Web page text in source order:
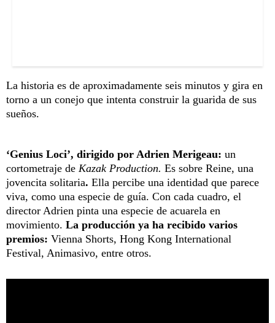
La historia es de aproximadamente seis minutos y gira en
torno a un conejo que intenta construir la guarida de sus
sueños.
‘Genius Loci’, dirigido por Adrien Merigeau: un
cortometraje de Kazak Production. Es sobre Reine, una
jovencita solitaria. Ella percibe una identidad que parece
viva, como una especie de guía. Con cada cuadro, el
director Adrien pinta una especie de acuarela en
movimiento. La producción ya ha recibido varios
premios: Vienna Shorts, Hong Kong International
Festival, Animasivo, entre otros.